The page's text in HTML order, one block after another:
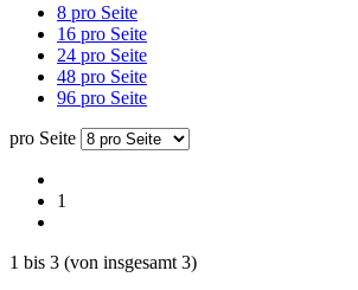
8 pro Seite
16 pro Seite
24 pro Seite
48 pro Seite
96 pro Seite
pro Seite
1
1 bis 3 (von insgesamt 3)